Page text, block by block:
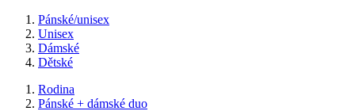
Pánské/unisex
Unisex
Dámské
Dětské
Rodina
Pánské + dámské duo